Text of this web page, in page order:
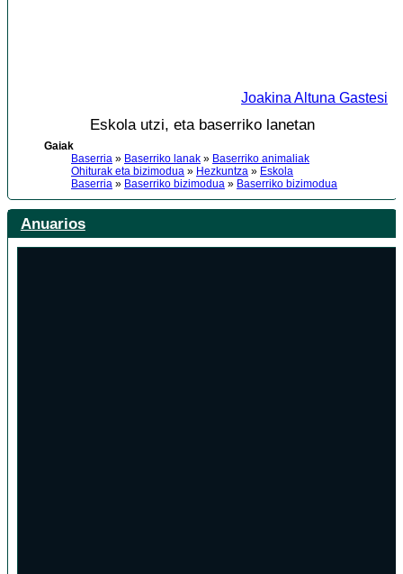
Joakina Altuna Gastesi
Eskola utzi, eta baserriko lanetan
Gaiak
Baserria » Baserriko lanak » Baserriko animaliak
Ohiturak eta bizimodua » Hezkuntza » Eskola
Baserria » Baserriko bizimodua » Baserriko bizimodua
Anuarios